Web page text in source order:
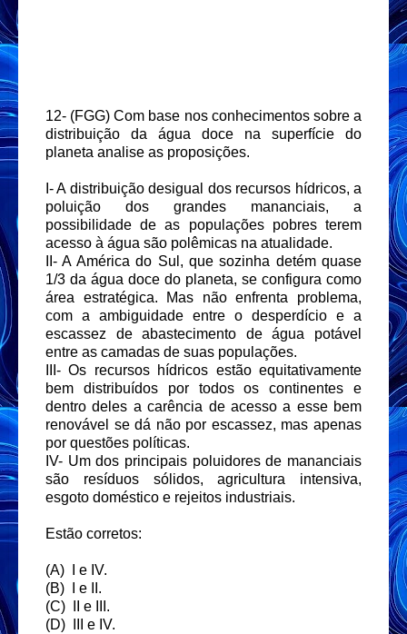
12- (FGG) Com base nos conhecimentos sobre a
distribuição da água doce na superfície do
planeta analise as proposições.
I- A distribuição desigual dos recursos hídricos, a
poluição dos grandes mananciais, a
possibilidade de as populações pobres terem
acesso à água são polêmicas na atualidade.
II- A América do Sul, que sozinha detém quase
1/3 da água doce do planeta, se configura como
área estratégica. Mas não enfrenta problema,
com a ambiguidade entre o desperdício e a
escassez de abastecimento de água potável
entre as camadas de suas populações.
III- Os recursos hídricos estão equitativamente
bem distribuídos por todos os continentes e
dentro deles a carência de acesso a esse bem
renovável se dá não por escassez, mas apenas
por questões políticas.
IV- Um dos principais poluidores de mananciais
são resíduos sólidos, agricultura intensiva,
esgoto doméstico e rejeitos industriais.
Estão corretos:
(A) I e IV.
(B) I e II.
(C) II e III.
(D) III e IV.